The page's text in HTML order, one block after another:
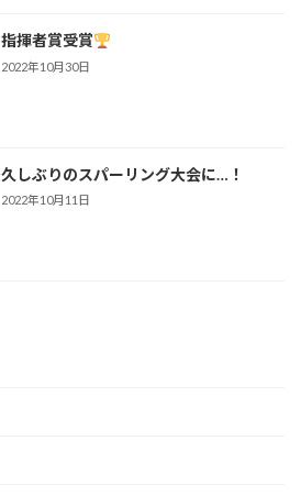
指揮者賞受賞
2022年10月30日
久しぶりのスパーリング大会に…！
2022年10月11日